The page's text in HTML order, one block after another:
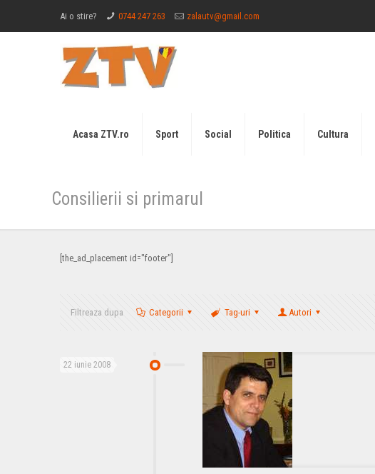
Ai o stire? 0744 247 263 zalautv@gmail.com
Acasa ZTV.ro Sport Social Politica Cultura
Consilierii si primarul
[the_ad_placement id="footer"]
Filtreaza dupa Categorii Tag-uri Autori
22 iunie 2008